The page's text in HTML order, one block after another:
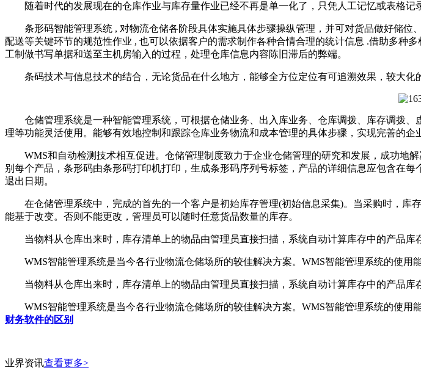
随着时代的发展现在的仓库作业与库存量作业已经不再是单一化了，只凭人工记忆或表格记
条形码智能管理系统 , 对物流仓储各阶段具体实施具体步骤操纵管理，并可对货品做好储位
配送等关键环节的规范性作业 , 也可以依据客户的需求制作各种合情合理的统计信息 .借助多种
工制做书写单据和送至主机房输入的过程，处理仓库信息内容陈旧滞后的弊端。
条码技术与信息技术的结合，无论货品在什么地方，能够全方位定位有可追溯效果，较大化
仓储管理系统是一种智能管理系统，可根据仓储业务、出入库业务、仓库调拨、库存调拨、
理等功能灵活使用。能够有效地控制和跟踪仓库业务物流和成本管理的具体步骤，实现完善的
WMS和自动检测技术相互促进。仓储管理制度致力于企业仓储管理的研究和发展，成功地
别每个产品，条形码由条形码打印机打印，生成条形码序列号标签，产品的详细信息应包含在
退出日期。
在仓储管理系统中，完成的首先的一个客户是初始库存管理(初始信息采集)。当采购时，库
能基于改变。否则不能更改，管理员可以随时任意货品数量的库存。
当物料从仓库出来时，库存清单上的物品由管理员直接扫描，系统自动计算库存中的产品库
WMS智能管理系统是当今各行业物流仓储场所的较佳解决方案。WMS智能管理系统的使用
当物料从仓库出来时，库存清单上的物品由管理员直接扫描，系统自动计算库存中的产品库
WMS智能管理系统是当今各行业物流仓储场所的较佳解决方案。WMS智能管理系统的使用
财务软件的区别
业界资讯查看更多>